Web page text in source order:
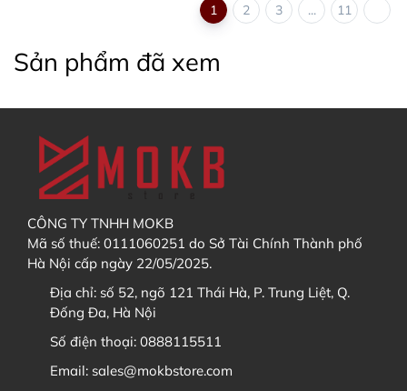
1 2 3 ... 11
Sản phẩm đã xem
CÔNG TY TNHH MOKB
Mã số thuế: 0111060251 do Sở Tài Chính Thành phố
Hà Nội cấp ngày 22/05/2025.
Địa chỉ: số 52, ngõ 121 Thái Hà, P. Trung Liệt, Q.
Đống Đa, Hà Nội
Số điện thoại: 0888115511
Email: sales@mokbstore.com